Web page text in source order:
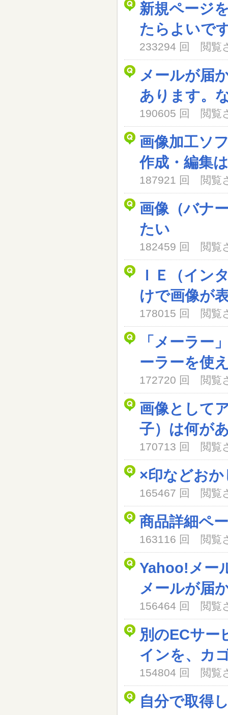
新規ページ
たらよいで
233294 回 閲覧
メールが届
あります。
190605 回 閲覧
画像加工ソ
作成・編集
187921 回 閲覧
画像（バナ
たい
182459 回 閲覧
ＩＥ（イン
けで画像が
178015 回 閲覧
「メーラー
ーラーを使
172720 回 閲覧
画像として
子）は何が
170713 回 閲覧
×印などお
165467 回 閲覧
商品詳細ペ
163116 回 閲覧
Yahoo!メー
メールが届
156464 回 閲覧
別のECサー
インを、カ
154804 回 閲覧
自分で取得